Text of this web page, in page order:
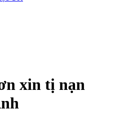
xin tị nạn